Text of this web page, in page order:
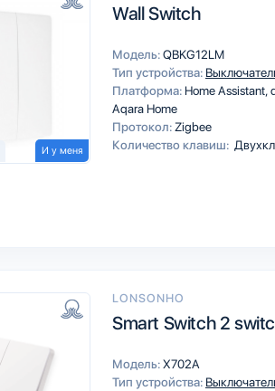
И у меня
Wall Switch
Модель:QBKG12LM
Тип устройства:
Платформа: Home Assistant
Aqara Home
Протокол: Zigbee
Количество клавиш:
LONSONHO
Smart Switch 2
Модель:X702A
Тип устройства: